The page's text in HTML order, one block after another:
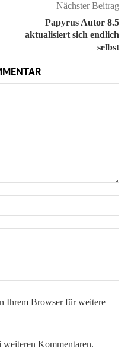
Nächster Beitrag
Papyrus Autor 8.5
aktualisiert sich endlich
selbst
Ihrem Browser für weitere
Kommentaren.